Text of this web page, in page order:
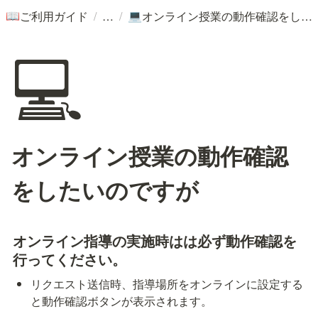
📖ご利用ガイド / / 💻 オンライン授業の動作確認をしたいのですが
💻
オンライン授業の動作確認
をしたいのですが
オンライン指導の実施時はは必ず動作確認を
行ってください。
リクエスト送信時、指導場所をオンラインに設定する
と動作確認ボタンが表示されます。